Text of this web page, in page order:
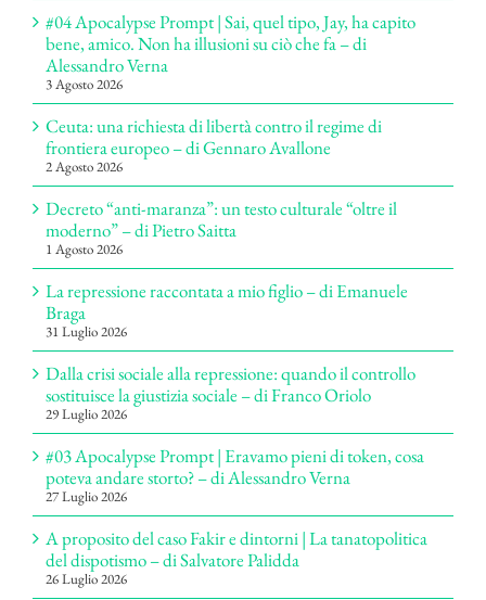
#04 Apocalypse Prompt | Sai, quel tipo, Jay, ha capito
bene, amico. Non ha illusioni su ciò che fa – di
Alessandro Verna
3 Agosto 2026
Ceuta: una richiesta di libertà contro il regime di
frontiera europeo – di Gennaro Avallone
2 Agosto 2026
Decreto “anti-maranza”: un testo culturale “oltre il
moderno” – di Pietro Saitta
1 Agosto 2026
La repressione raccontata a mio figlio – di Emanuele
Braga
31 Luglio 2026
Dalla crisi sociale alla repressione: quando il controllo
sostituisce la giustizia sociale – di Franco Oriolo
29 Luglio 2026
#03 Apocalypse Prompt | Eravamo pieni di token, cosa
poteva andare storto? – di Alessandro Verna
27 Luglio 2026
A proposito del caso Fakir e dintorni | La tanatopolitica
del dispotismo – di Salvatore Palidda
26 Luglio 2026